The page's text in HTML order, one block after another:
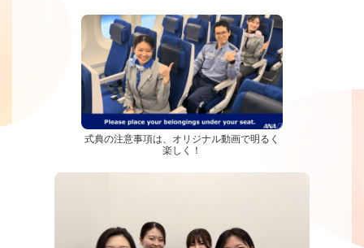
式典の注意事項は、オリジナル動画で明るく
楽しく！